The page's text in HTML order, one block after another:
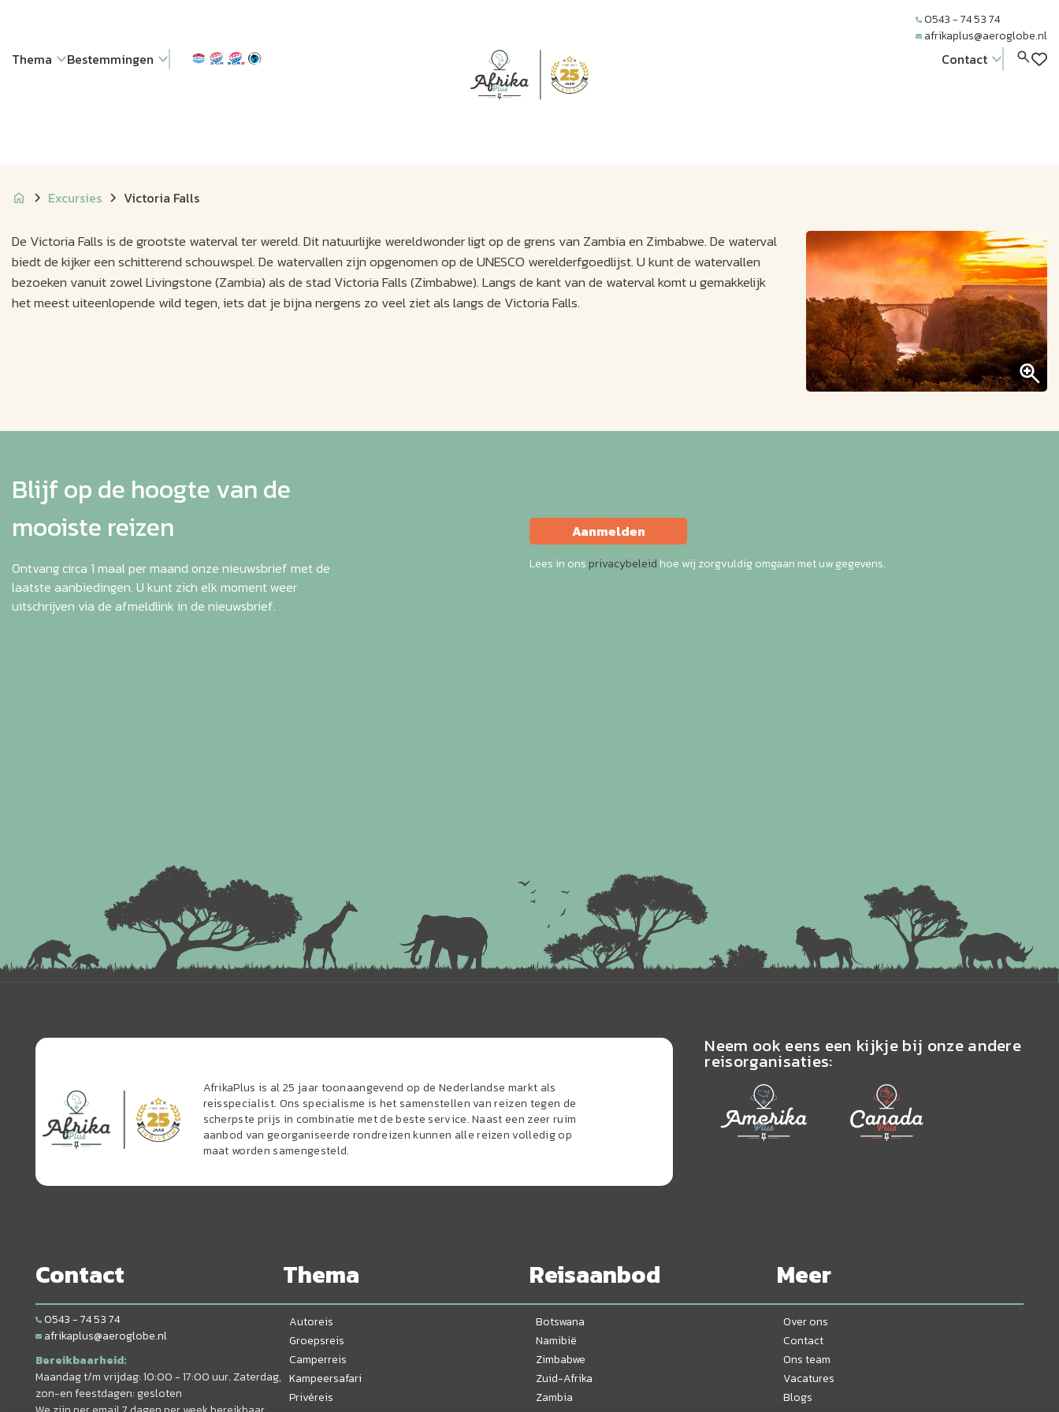
Thema Bestemmingen
JUBIL EUM
0543 - 74 53 74
afrikaplus@aeroglobe.nl
Contact
Excursies Victoria Falls
De Victoria Falls is de grootste waterval ter wereld. Dit natuurlijke wereldwonder ligt op de grens van Zambia en Zimbabwe. De waterval
biedt de kijker een schitterend schouwspel. De watervallen zijn opgenomen op de UNESCO werelderfgoedlijst. U kunt de watervallen
bezoeken vanuit zowel Livingstone (Zambia) als de stad Victoria Falls (Zimbabwe). Langs de kant van de waterval komt u gemakkelijk
het meest uiteenlopende wild tegen, iets dat je bijna nergens zo veel ziet als langs de Victoria Falls.
Blijf op de hoogte van de
mooiste reizen
Ontvang circa 1 maal per maand onze nieuwsbrief met de
laatste aanbiedingen. U kunt zich elk moment weer
uitschrijven via de afmeldlink in de nieuwsbrief.
Aanmelden
Lees in ons privacybeleid hoe wij zorgvuldig omgaan met uw gegevens.
AfrikaPlus is al 25 jaar toonaangevend op de Nederlandse markt als
reisspecialist. Ons specialisme is het samenstellen van reizen tegen de
scherpste prijs in combinatie met de beste service. Naast een zeer ruim
aanbod van georganiseerde rondreizen kunnen alle reizen volledig op
maat worden samengesteld.
Neem ook eens een kijkje bij onze andere
reisorganisaties:
Contact
0543 - 74 53 74
afrikaplus@aeroglobe.nl
Bereikbaarheid:
Maandag t/m vrijdag: 10:00 - 17:00 uur. Zaterdag,
zon-en feestdagen: gesloten
Thema
Autoreis
Groepsreis
Camperreis
Kampeersafari
Privéreis
Reisaanbod
Botswana
Namibië
Zimbabwe
Zuid-Afrika
Zambia
Meer
Over ons
Contact
Ons team
Vacatures
Blogs